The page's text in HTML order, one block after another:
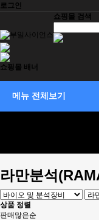
로그인
쇼핑몰 검색
쇼핑몰 배너
메뉴 전체보기
라만분석
상품 정렬
판매많은순